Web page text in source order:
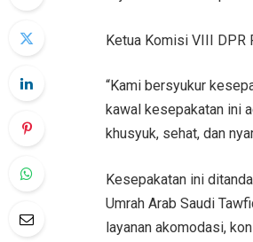
Ketua Komisi VIII DPR
“Kami bersyukur
kawal kesepakatan ini
khusyuk, sehat, dan
Kesepakatan ini
Umrah Arab Saudi
layanan akomodasi,